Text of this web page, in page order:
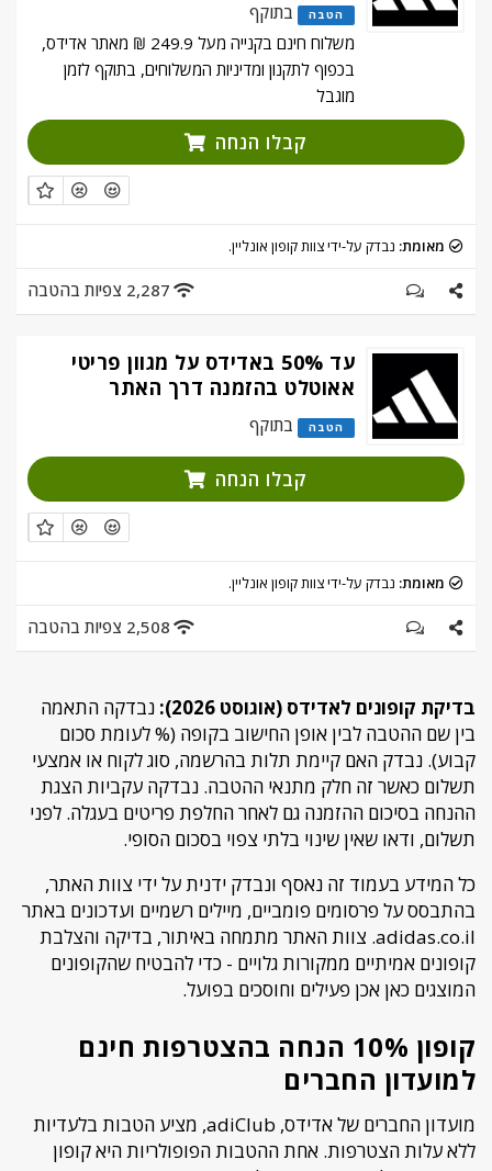
הטבה
בתוקף
משלוח חינם בקנייה מעל 249.9 ₪ מאתר אדידס,
בכפוף לתקנון ומדיניות המשלוחים, בתוקף לזמן
מוגבל
קבלו הנחה
מאומת: נבדק על-ידי צוות קופון אונליין.
2,287 צפיות בהטבה
עד 50% באדידס על מגוון פריטי
אאוטלט בהזמנה דרך האתר
הטבה בתוקף
קבלו הנחה
מאומת: נבדק על-ידי צוות קופון אונליין.
2,508 צפיות בהטבה
בדיקת קופונים לאדידס (אוגוסט 2026):
נבדקה התאמה
בין שם ההטבה לבין אופן החישוב בקופה (% לעומת סכום
קבוע). נבדק האם קיימת תלות בהרשמה, סוג לקוח או אמצעי
תשלום כאשר זה חלק מתנאי ההטבה. נבדקה עקביות הצגת
ההנחה בסיכום ההזמנה גם לאחר החלפת פריטים בעגלה. לפני
תשלום, ודאו שאין שינוי בלתי צפוי בסכום הסופי.
כל המידע בעמוד זה נאסף ונבדק ידנית על ידי צוות האתר,
בהתבסס על פרסומים פומביים, מיילים רשמיים ועדכונים באתר
adidas.co.il. צוות האתר מתמחה באיתור, בדיקה והצלבת
קופונים אמיתיים ממקורות גלויים - כדי להבטיח שהקופונים
המוצגים כאן אכן פעילים וחוסכים בפועל.
קופון 10% הנחה בהצטרפות חינם
למועדון החברים
מועדון החברים של אדידס, adiClub, מציע הטבות בלעדיות
ללא עלות הצטרפות. אחת ההטבות הפופולריות היא קופון